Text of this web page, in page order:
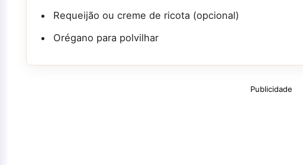
Requeijão ou creme de ricota (opcional)
Orégano para polvilhar
Publicidade